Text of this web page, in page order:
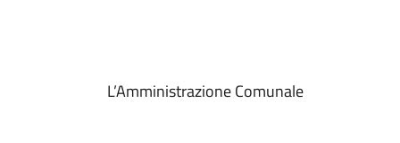
L’Amministrazione Comunale